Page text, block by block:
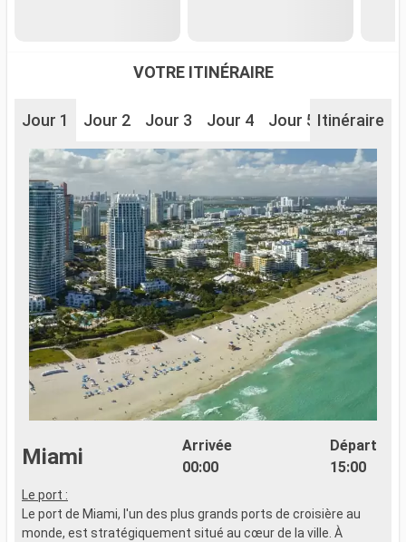
VOTRE ITINÉRAIRE
Jour 1 Jour 2 Jour 3 Jour 4 Jour 5 Jour 6
Itinéraire
Miami
Arrivée
00:00
Départ
15:00
Le port :
Le port de Miami, l'un des plus grands ports de croisière au
monde, est stratégiquement situé au cœur de la ville. À